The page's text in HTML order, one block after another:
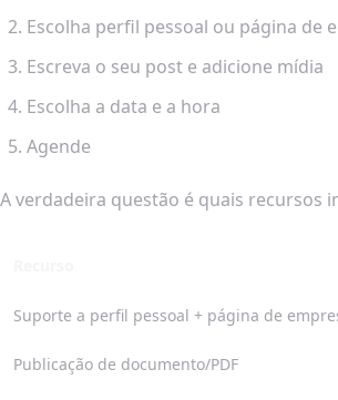
Escolha perfil pessoal ou página de
Escreva o seu post e adicione mídia
Escolha a data e a hora
Agende
A verdadeira questão é quais recursos
Suporte a perfil pessoal + página de
Publicação de documento/PDF